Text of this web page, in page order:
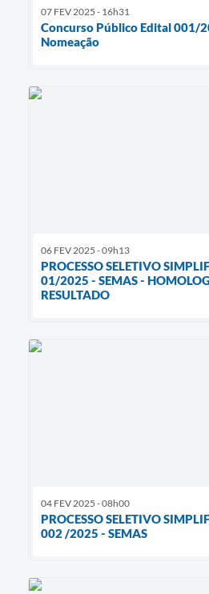
07 FEV 2025 - 16h31
Concurso Público Edital 001/
Nomeação
06 FEV 2025 - 09h13
PROCESSO SELETIVO
01/2025 - SEMAS -
RESULTADO
04 FEV 2025 - 08h00
PROCESSO SELETIVO
002 /2025 - SEMAS